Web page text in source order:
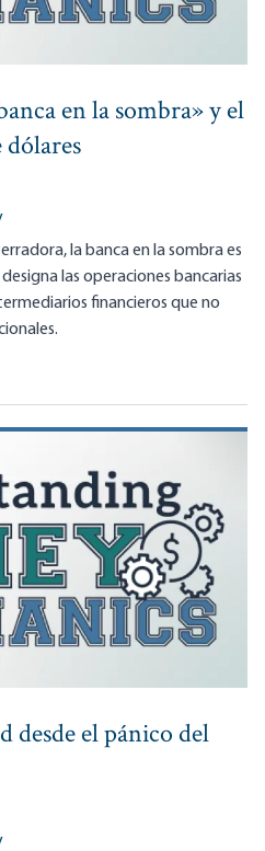
en la sombra» y el
la banca en la sombra es
las operaciones bancarias
financieros que no
desde el pánico del